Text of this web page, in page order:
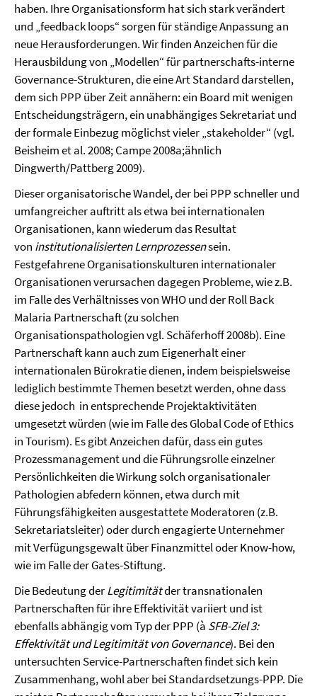
haben. Ihre Organisationsform hat sich stark verändert
und „feedback loops“ sorgen für ständige Anpassung an
neue Herausforderungen. Wir finden Anzeichen für die
Herausbildung von „Modellen“ für partnerschafts-interne
Governance-Strukturen, die eine Art Standard darstellen,
dem sich PPP über Zeit annähern: ein Board mit wenigen
Entscheidungsträgern, ein unabhängiges Sekretariat und
der formale Einbezug möglichst vieler „stakeholder“ (vgl.
Beisheim et al. 2008; Campe 2008a;ähnlich
Dingwerth/Pattberg 2009).
Dieser organisatorische Wandel, der bei PPP schneller und
umfangreicher auftritt als etwa bei internationalen
Organisationen, kann wiederum das Resultat
von institutionalisierten Lernprozessensein.
Festgefahrene Organisationskulturen internationaler
Organisationen verursachen dagegen Probleme, wie z.B.
im Falle des Verhältnisses von WHO und der Roll Back
Malaria Partnerschaft (zu solchen
Organisationspathologien vgl. Schäferhoff 2008b). Eine
Partnerschaft kann auch zum Eigenerhalt einer
internationalen Bürokratie dienen, indem beispielsweise
lediglich bestimmte Themen besetzt werden, ohne dass
diese jedoch in entsprechende Projektaktivitäten
umgesetzt würden (wie im Falle des Global Code of Ethics
in Tourism). Es gibt Anzeichen dafür, dass ein gutes
Prozessmanagement und die Führungsrolle einzelner
Persönlichkeiten die Wirkung solch organisationaler
Pathologien abfedern können, etwa durch mit
Führungsfähigkeiten ausgestattete Moderatoren (z.B.
Sekretariatsleiter) oder durch engagierte Unternehmer
mit Verfügungsgewalt über Finanzmittel oder Know-how,
wie im Falle der Gates-Stiftung.
Die Bedeutung derLegitimitätder transnationalen
Partnerschaften für ihre Effektivität variiert und ist
ebenfalls abhängig vom Typ der PPP (à SFB-Ziel 3:
Effektivität und Legitimität von Governance). Bei den
untersuchten Service-Partnerschaften findet sich kein
Zusammenhang, wohl aber bei Standardsetzungs-PPP. Die